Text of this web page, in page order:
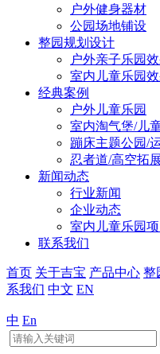
户外健身器材
公园场地铺设
整园规划设计
户外亲子乐园
室内儿童乐园
经典案例
户外儿童乐园
室内淘气堡/儿
蹦床主题公园/
忍者道/高空拓
新闻动态
行业新闻
企业动态
室内儿童乐园
联系我们
首页 关于吉宝 产品中心 整
系我们 中文 EN
中 En